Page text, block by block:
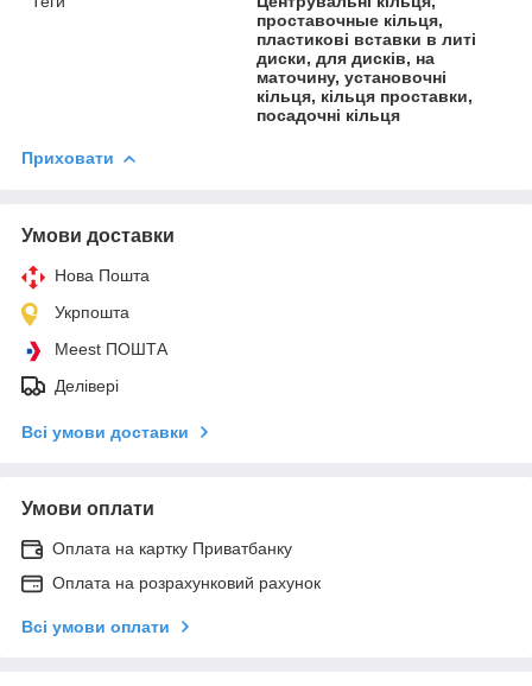
проставочные кільця,
пластикові вставки в литі
диски, для дисків, на
маточину, установочні
кільця, кільця проставки,
посадочні кільця
Приховати
Умови доставки
Нова Пошта
Укрпошта
Meest ПОШТА
Делівері
Всі умови доставки
Умови оплати
Оплата на картку Приватбанку
Оплата на розрахунковий рахунок
Всі умови оплати